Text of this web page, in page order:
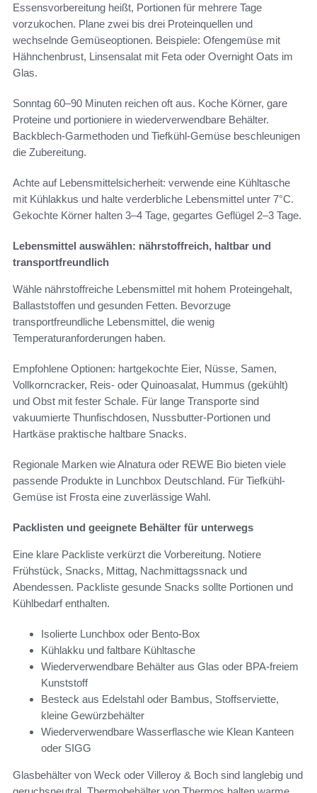
Essensvorbereitung heißt, Portionen für mehrere Tage
vorzukochen. Plane zwei bis drei Proteinquellen und
wechselnde Gemüseoptionen. Beispiele: Ofengemüse mit
Hähnchenbrust, Linsensalat mit Feta oder Overnight Oats im
Glas.
Sonntag 60–90 Minuten reichen oft aus. Koche Körner, gare
Proteine und portioniere in wiederverwendbare Behälter.
Backblech-Garmethoden und Tiefkühl-Gemüse beschleunigen
die Zubereitung.
Achte auf Lebensmittelsicherheit: verwende eine Kühltasche
mit Kühlakkus und halte verderbliche Lebensmittel unter 7°C.
Gekochte Körner halten 3–4 Tage, gegartes Geflügel 2–3 Tage.
Lebensmittel auswählen: nährstoffreich, haltbar und
transportfreundlich
Wähle nährstoffreiche Lebensmittel mit hohem Proteingehalt,
Ballaststoffen und gesunden Fetten. Bevorzuge
transportfreundliche Lebensmittel, die wenig
Temperaturanforderungen haben.
Empfohlene Optionen: hartgekochte Eier, Nüsse, Samen,
Vollkorncracker, Reis- oder Quinoasalat, Hummus (gekühlt)
und Obst mit fester Schale. Für lange Transporte sind
vakuumierte Thunfischdosen, Nussbutter-Portionen und
Hartkäse praktische haltbare Snacks.
Regionale Marken wie Alnatura oder REWE Bio bieten viele
passende Produkte in Lunchbox Deutschland. Für Tiefkühl-
Gemüse ist Frosta eine zuverlässige Wahl.
Packlisten und geeignete Behälter für unterwegs
Eine klare Packliste verkürzt die Vorbereitung. Notiere
Frühstück, Snacks, Mittag, Nachmittagssnack und
Abendessen. Packliste gesunde Snacks sollte Portionen und
Kühlbedarf enthalten.
Isolierte Lunchbox oder Bento-Box
Kühlakku und faltbare Kühltasche
Wiederverwendbare Behälter aus Glas oder BPA-freiem
Kunststoff
Besteck aus Edelstahl oder Bambus, Stoffserviette,
kleine Gewürzbehälter
Wiederverwendbare Wasserflasche wie Klean Kanteen
oder SIGG
Glasbehälter von Weck oder Villeroy & Boch sind langlebig und